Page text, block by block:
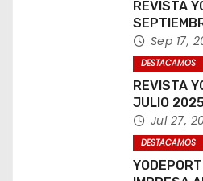
REVISTA
Sep 17,
DESTACAMOS
REVISTA
JULIO
Jul 27,
DESTACAMOS